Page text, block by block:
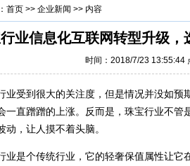
首页 >> 企业新闻 >> 内容
业信息化互联网转型升级，
时间：2018/7/23 13:55:44
业受到很大的关注度，但是情况并没如预
一直蹭蹭的上涨。反而是，珠宝行业不管
动，让人摸不着头脑。
业是个传统行业，它的轻奢保值属性让它